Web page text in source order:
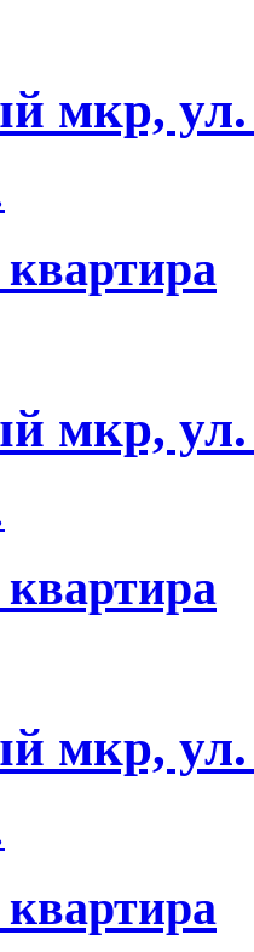
мкр,
мкр,
мкр,